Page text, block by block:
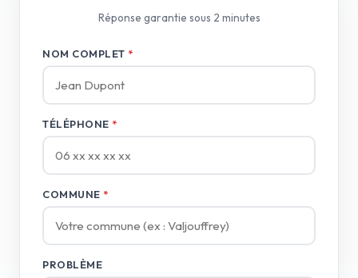
Réponse garantie sous 2 minutes
NOM COMPLET *
TÉLÉPHONE *
COMMUNE *
PROBLÈME